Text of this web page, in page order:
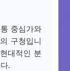
중심가와
구청입니
대적인 분
.